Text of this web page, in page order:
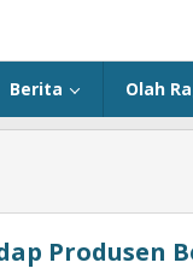
Berita Olah
Produsen